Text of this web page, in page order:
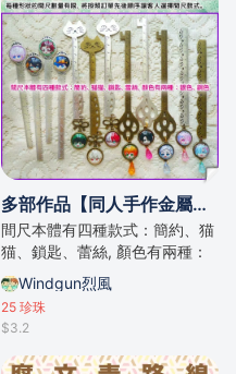
多部作品【同人手作金屬書籤系列】
間尺本體有四種款式：簡約、猫
猫、鎖匙、蕾絲, 顏色有兩種：
銀色、銅色。
Windgun烈風
25 珍珠
$3.2